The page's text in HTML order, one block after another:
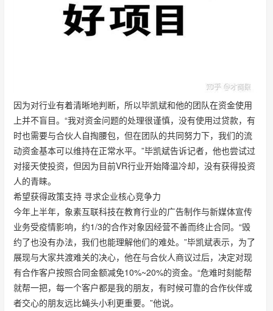
因为对行业有着清晰地判断，所以毕凯斌和他的团队在资金使用
上并不盲目。“我对资金问题的处理很谨慎，没有使用过贷款，有
时也需要与合伙人自掏腰包，但在团队的共同努力下，我们的流
动资金基本可以维持在正常水平。”毕凯斌告诉记者，他也尝试过
对接天使投资，但因为目前VR行业开始降温冷却，没有获得投资
人的青睐。
希望获得政策支持 寻求企业核心竞争力
今年上半年，象素互联科技在教育行业的广告制作与新媒体宣传
业务受疫情影响，约1/3的合作对象因经营不善而终止合同。“毁
约了也没有办法，我们也能理解他们的难处。”毕凯斌表示，为了
展现与大家共渡难关的决心，他在与合伙人商议过后，决定对现
有合作客户按照合同金额减免10%~20%的资金。“危难时刻能帮
就帮一把，每一个客户都是我的朋友，有时候可靠的合作伙伴或
者交心的朋友远比蝇头小利更重要。”他说。